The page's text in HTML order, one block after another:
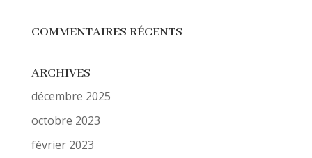
COMMENTAIRES RÉCENTS
ARCHIVES
décembre 2025
octobre 2023
février 2023